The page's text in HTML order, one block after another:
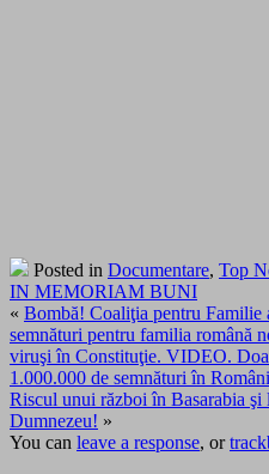
Posted in Documentare, Top
IN MEMORIAM BUNI
« Bombă! Coaliţia pentru Familie
semnături pentru familia română
viruşi în Constituţie. VIDEO.
1.000.000 de semnături în
Riscul unui război în Basarabia şi
Dumnezeu! »
You can leave a response, or